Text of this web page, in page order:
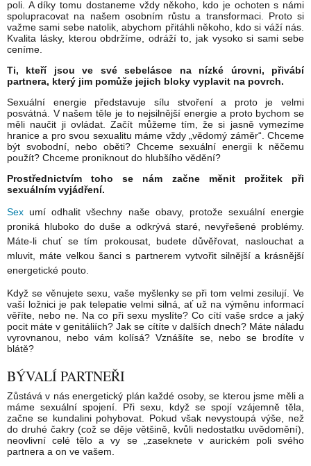
poli. A díky tomu dostaneme vždy někoho, kdo je ochoten s námi
spolupracovat na našem osobním růstu a transformaci. Proto si
važme sami sebe natolik, abychom přitáhli někoho, kdo si váží nás.
Kvalita lásky, kterou obdržíme, odráží to, jak vysoko si sami sebe
ceníme.
Ti, kteří jsou ve své sebelásce na nízké úrovni, přivábí
partnera, který jim pomůže jejich bloky vyplavit na povrch.
Sexuální energie představuje sílu stvoření a proto je velmi
posvátná. V našem těle je to nejsilnější energie a proto bychom se
měli naučit ji ovládat. Začít můžeme tím, že si jasně vymezíme
hranice a pro svou sexualitu máme vždy „vědomý záměr“. Chceme
být svobodní, nebo oběti? Chceme sexuální energii k něčemu
použít? Chceme proniknout do hlubšího vědění?
Prostřednictvím toho se nám začne měnit prožitek při
sexuálním vyjádření.
Sex umí odhalit všechny naše obavy, protože sexuální energie
proniká hluboko do duše a odkrývá staré, nevyřešené problémy.
Máte-li chuť se tím prokousat, budete důvěřovat, naslouchat a
mluvit, máte velkou šanci s partnerem vytvořit silnější a krásnější
energetické pouto.
Když se věnujete sexu, vaše myšlenky se při tom velmi zesilují. Ve
vaší ložnici je pak telepatie velmi silná, ať už na výměnu informací
věříte, nebo ne. Na co při sexu myslíte? Co cítí vaše srdce a jaký
pocit máte v genitáliích? Jak se cítíte v dalších dnech? Máte náladu
vyrovnanou, nebo vám kolísá? Vznášíte se, nebo se brodíte v
blátě?
BÝVALÍ PARTNEŘI
Zůstává v nás energetický plán každé osoby, se kterou jsme měli a
máme sexuální spojení. Při sexu, když se spojí vzájemně těla,
začne se kundalini pohybovat. Pokud však nevystoupá výše, než
do druhé čakry (což se děje většině, kvůli nedostatku uvědomění),
neovlivní celé tělo a vy se „zaseknete v aurickém poli svého
partnera a on ve vašem.